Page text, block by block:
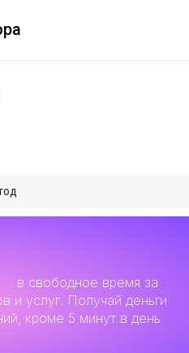
в свободное время за
и услуг. Получай деньги
кроме 5 минут в день